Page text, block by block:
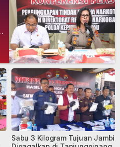
Sabu 3 Kilogram Tujuan Jambi